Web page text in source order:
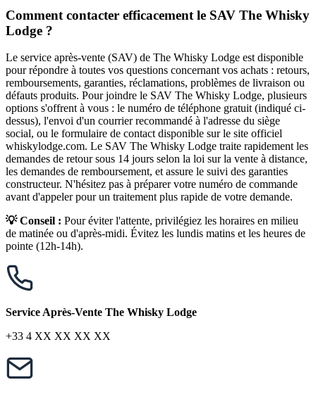
Comment contacter efficacement le SAV The Whisky
Lodge ?
Le service après-vente (SAV) de The Whisky Lodge est disponible
pour répondre à toutes vos questions concernant vos achats : retours,
remboursements, garanties, réclamations, problèmes de livraison ou
défauts produits. Pour joindre le SAV The Whisky Lodge, plusieurs
options s'offrent à vous : le numéro de téléphone gratuit (indiqué ci-
dessus), l'envoi d'un courrier recommandé à l'adresse du siège
social, ou le formulaire de contact disponible sur le site officiel
whiskylodge.com. Le SAV The Whisky Lodge traite rapidement les
demandes de retour sous 14 jours selon la loi sur la vente à distance,
les demandes de remboursement, et assure le suivi des garanties
constructeur. N'hésitez pas à préparer votre numéro de commande
avant d'appeler pour un traitement plus rapide de votre demande.
💡 Conseil : Pour éviter l'attente, privilégiez les horaires en milieu
de matinée ou d'après-midi. Évitez les lundis matins et les heures de
pointe (12h-14h).
Service Après-Vente The Whisky Lodge
+33 4 XX XX XX XX